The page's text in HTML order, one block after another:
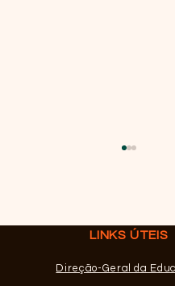
ECOVALOR
LINKS ÚTEIS
Direção-Geral da